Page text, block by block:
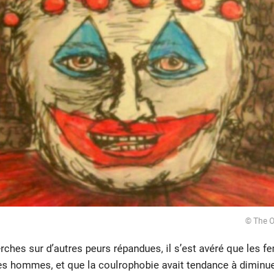
© The
sur d’autres peurs répandues, il s’est avéré que les
hommes, et que la coulrophobie avait tendance à